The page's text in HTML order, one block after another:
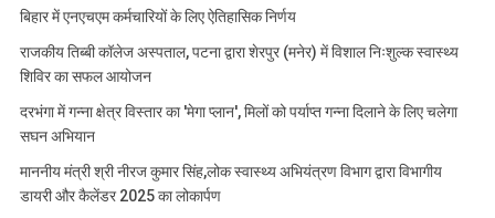
बिहार में एनएचएम कर्मचारियों के लिए ऐतिहासिक निर्णय
राजकीय तिब्बी कॉलेज अस्पताल, पटना द्वारा शेरपुर (मनेर) में विशाल निःशुल्क स्वास्थ्य
शिविर का सफल आयोजन
दरभंगा में गन्ना क्षेत्र विस्तार का 'मेगा प्लान', मिलों को पर्याप्त गन्ना दिलाने के लिए चलेगा
सघन अभियान
माननीय मंत्री श्री नीरज कुमार सिंह,लोक स्वास्थ्य अभियंत्रण विभाग द्वारा विभागीय
डायरी और कैलेंडर 2025 का लोकार्पण